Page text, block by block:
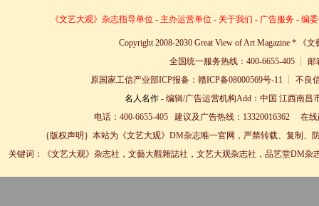
《文艺大观》杂志指导单位 - 主办运营单位 - 关于我们 - 广告服务 - 编
Copyright 2008-2030 Great View of Art Magazine * 《
全国统一服务热线：400-6655-405 ┊ 邮
原国家工信产业部ICP报备：赣ICP备08000569号-11 ┊ 不
名人名作- 编辑/广告运营机构Add：中国 江西南昌
电话：400-6655-405 建议及广告热线：13320016362 在
｛版权声明｝本站为《文艺大观》DM杂志唯一官网，严禁转载、复制
关键词：《文艺大观》杂志社，文藝大觀雜誌社，文艺大观杂志社，品艺堂DM